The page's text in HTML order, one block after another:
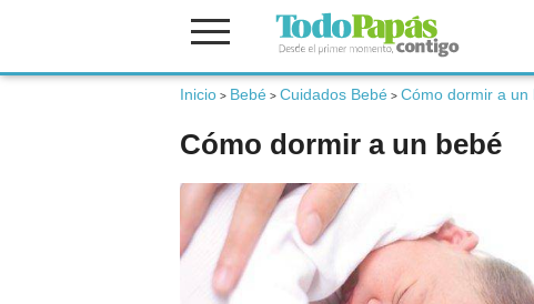
Inicio > Bebé > Cuidados Bebé > Cómo dormir a un
Cómo dormir a un bebé